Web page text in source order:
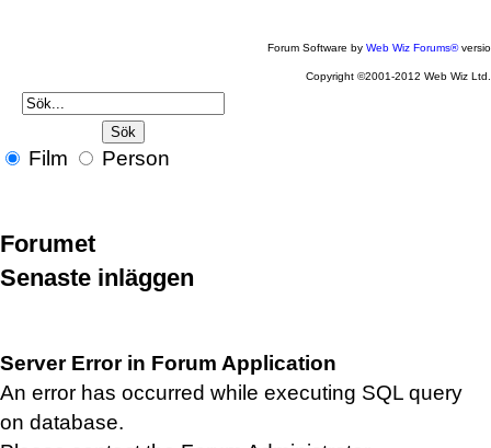
Forum Software byWeb Wiz Forums®
Copyright ©2001-2012 Web Wiz Ltd.
Film Person
Forumet
Senaste inläggen
Server Error in Forum Application
An error has occurred while executing SQL query
on database.